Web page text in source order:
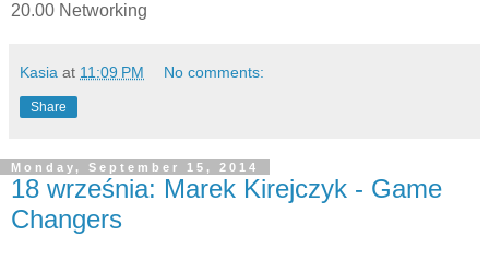
20.00 Networking
Kasia at 11:09 PM No comments:
Share
Monday, September 15, 2014
18 września: Marek Kirejczyk - Game
Changers